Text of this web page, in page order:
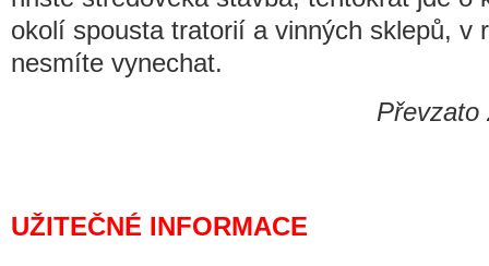
okolí spousta tratorií a vinných sklepů, v
nesmíte vynechat.
Převzato
UŽITEČNÉ INFORMACE